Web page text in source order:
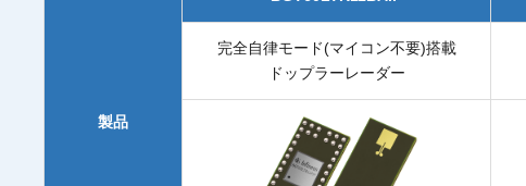
製品
完全自律モード(マイコン不要)搭載
ドップラーレーダー